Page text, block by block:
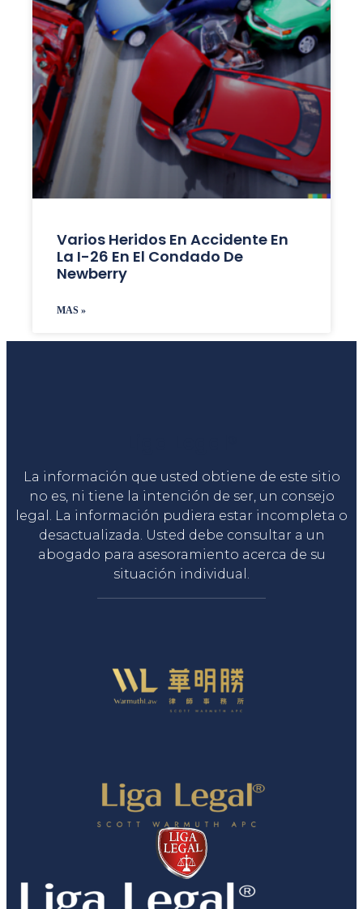
Varios Heridos En Accidente En
La I-26 En El Condado De
Newberry
MAS »
La información que usted obtiene de este sitio
no es, ni tiene la intención de ser, un consejo
legal. La información pudiera estar incompleta o
desactualizada. Usted debe consultar a un
abogado para asesoramiento acerca de su
situación individual.